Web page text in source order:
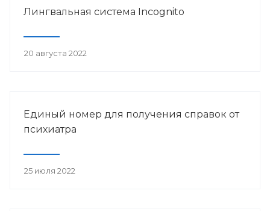
Лингвальная система Incognito
20 августа 2022
Единый номер для получения справок от
психиатра
25 июля 2022